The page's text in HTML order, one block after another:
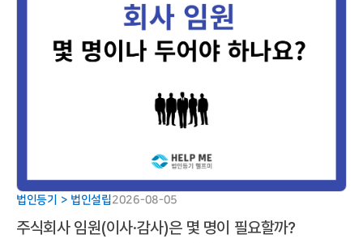
법인등기 > 법인설립2026-08-05
주식회사 임원(이사·감사)은 몇 명이 필요할까?